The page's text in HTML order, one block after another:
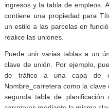
ingresos y la tabla de empleos.
contiene una propiedad para
un estilo a las parcelas en
realice las uniones.
Puede unir varias tablas a un
clave de unión. Por ejemplo,
de tráfico a una capa de
Nombre_carretera como la
segunda tabla de